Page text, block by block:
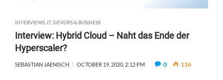
INTERVIEWS, IT, DEVOPS & BUSINESS
Interview: Hybrid Cloud – Naht das Ende der
Hyperscaler?
SEBASTIAN JAENISCH OCTOBER 19, 2020, 2:12 PM 0 116